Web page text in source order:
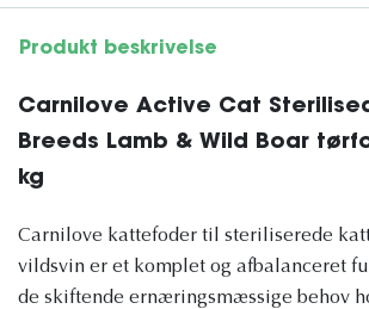
Produkt beskrivelse
Carnilove Active Cat
Breeds Lamb & Wild Boar
kg
Carnilove kattefoder til steriliserede
vildsvin er et komplet og afbalanceret
de skiftende ernæringsmæssige behov